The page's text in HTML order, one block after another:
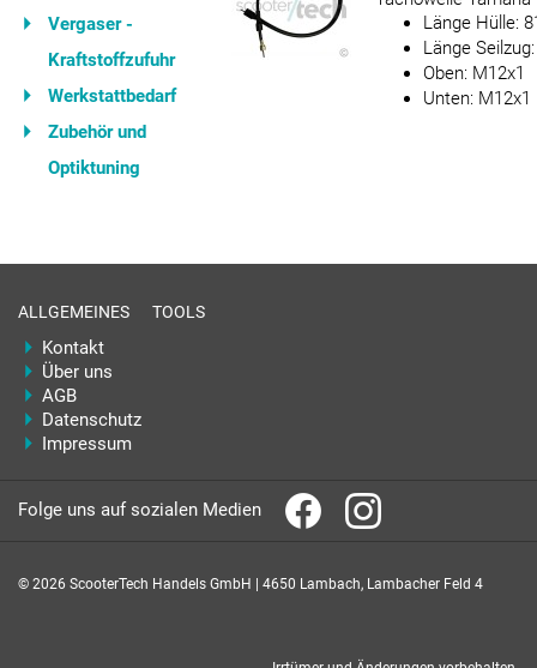
Vergaser -
Kraftstoffzufuhr
Werkstattbedarf
Zubehör und
Optiktuning
Länge Hülle:
Länge
Oben: M12x1
Unten: M12x1
ALLGEMEINES
Kontakt
Über uns
AGB
Datenschutz
Impressum
TOOLS
Folge uns auf sozialen Medien
© 2026 ScooterTech Handels GmbH | 4650 Lambach, Lambacher Feld 4